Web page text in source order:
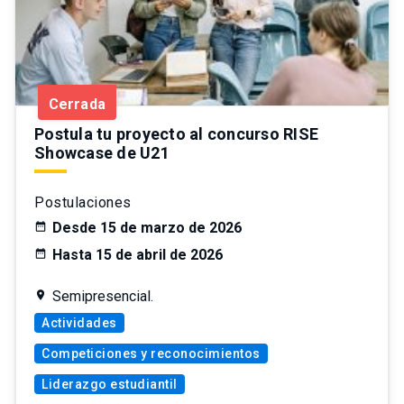
Cerrada
Postula tu proyecto al concurso RISE
Showcase de U21
Postulaciones
Desde 15 de marzo de 2026
Hasta 15 de abril de 2026
Semipresencial.
Actividades
Competiciones y reconocimientos
Liderazgo estudiantil